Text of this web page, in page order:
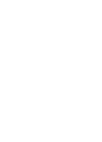
Priemonės bus
Naujovė
Vicemerė
kiekvienam:
judumas
praktiška ir
įsigyti nereikia
Konferencijoje